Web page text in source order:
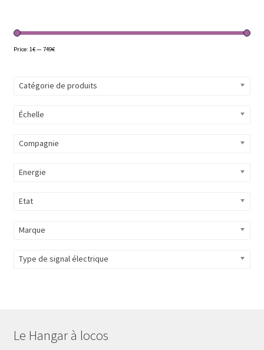
Price: 1€—749€
Catégorie de produits
Échelle
Compagnie
Energie
Etat
Marque
Type de signal électrique
Le Hangar à locos